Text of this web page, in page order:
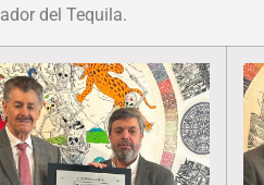
del Tequila.